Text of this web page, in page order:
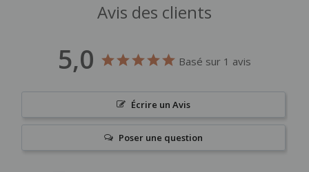
Avis des clients
5,0 Basé sur 1 avis
Écrire un Avis
Poser une question